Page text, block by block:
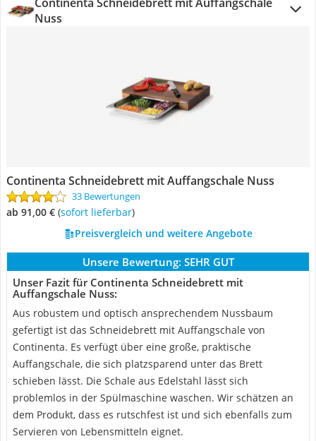
Nuss
Continenta Schneidebrett mit Auffangschale Nuss
33 Bewertungen
ab 91,00 € ( Sofort lieferbar)
Preisvergleich und weitere Angebote
Unsere Bewertung: SEHR GUT
Unser Fazit für Continenta Schneidebrett mit
Auffangschale Nuss:
Aus robustem und optisch ansprechendem Nussbaum
gefertigt ist das Schneidebrett mit Auffangschale von
Continenta. Es verfügt über eine große, praktische
Auffangschale, die sich platzsparend unter das Brett
schieben lässt. Die Schale aus Edelstahl lässt sich
problemlos in der Spülmaschine waschen. Wir schätzen an
dem Produkt, dass es rutschfest ist und sich ebenfalls zum
Servieren von Lebensmitteln eignet.